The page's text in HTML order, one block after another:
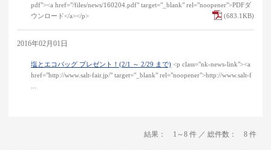
pdf"><a href="/files/news/160204.pdf" target="_blank" rel="noopener">PDFダ
ウンロード</a></p>
(683.1KB)
2016年02月01日
塩とエコバッグ プレゼント！ (2/1 ～ 2/29 まで) <p class="nk-news-link"><a
href="http://www.salt-fair.jp/" target="_blank" rel="noopener">http://www.salt-f
...
結果： 1～8 件 ／ 総件数： 8 件